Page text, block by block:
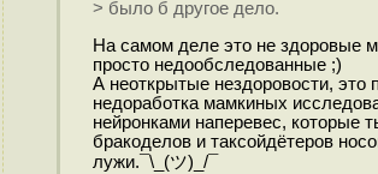
> было б другое дело.
На самом деле это не здоровые
просто недообследованные ;)
А неоткрытые нездоровости, это
недоработка мамкиных
нейронками наперевес, которые
бракоделов и таксойдётеров
лужи.¯\_(ツ)_/¯